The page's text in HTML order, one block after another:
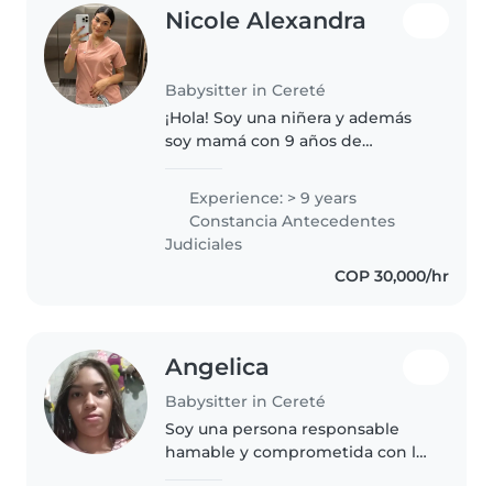
Nicole Alexandra
Babysitter in Cereté
¡Hola! Soy una niñera y además
soy mamá con 9 años de
las etapas de mi hija y
adquiriendo la mejor forma de
cuidado infantil. Me encanta leer
cuentos,..
Experience: > 9 years
Constancia Antecedentes
Judiciales
COP 30,000/hr
Angelica
Babysitter in Cereté
Soy una persona responsable
hamable y comprometida con lo